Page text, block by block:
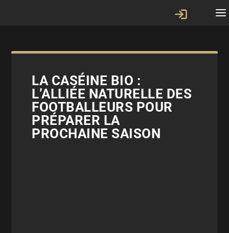
LA CASÉINE BIO :
L’ALLIÉE NATURELLE DES
FOOTBALLEURS POUR
PRÉPARER LA
PROCHAINE SAISON